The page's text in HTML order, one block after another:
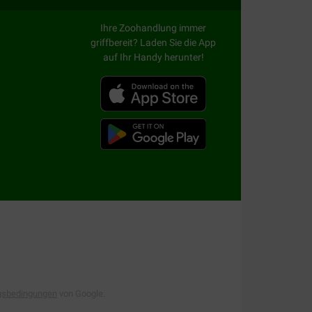
Ihrer Ragdoll und ist geeignet für
Bröckchen sind an die Kiefer Ihrer
für Herz, Knochen und Gelenke. Mit
Rassen Katzenfutter . Dort finden Sie
Ihre Zoohandlung immer
griffbereit? Laden Sie die App
auf Ihr Handy herunter!